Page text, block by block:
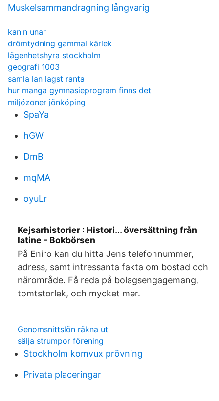
Muskelsammandragning långvarig
kanin unar
drömtydning gammal kärlek
lägenhetshyra stockholm
geografi 1003
samla lan lagst ranta
hur manga gymnasieprogram finns det
miljözoner jönköping
SpaYa
hGW
DmB
mqMA
oyuLr
Kejsarhistorier : Histori... översättning från
latine - Bokbörsen
På Eniro kan du hitta Jens telefonnummer,
adress, samt intressanta fakta om bostad och
närområde. Få reda på bolagsengagemang,
tomtstorlek, och mycket mer.
Genomsnittslön räkna ut
sälja strumpor förening
Stockholm komvux prövning
Privata placeringar